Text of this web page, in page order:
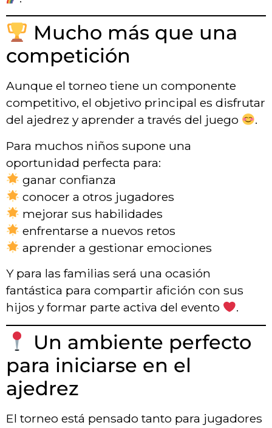
Mucho más que una
competición
Aunque el torneo tiene un componente
competitivo, el objetivo principal es disfrutar
del ajedrez y aprender a través del juego
.
Para muchos niños supone una
oportunidad perfecta para:
ganar confianza
conocer a otros jugadores
mejorar sus habilidades
enfrentarse a nuevos retos
aprender a gestionar emociones
Y para las familias será una ocasión
fantástica para compartir afición con sus
hijos y formar parte activa del evento
.
Un ambiente perfecto
para iniciarse en el
ajedrez
El torneo está pensado tanto para jugadores